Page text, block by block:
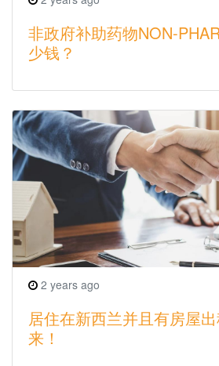
非政府补助药物NON-
少钱？
2 years ago
居住在新西兰并且有房屋
来！